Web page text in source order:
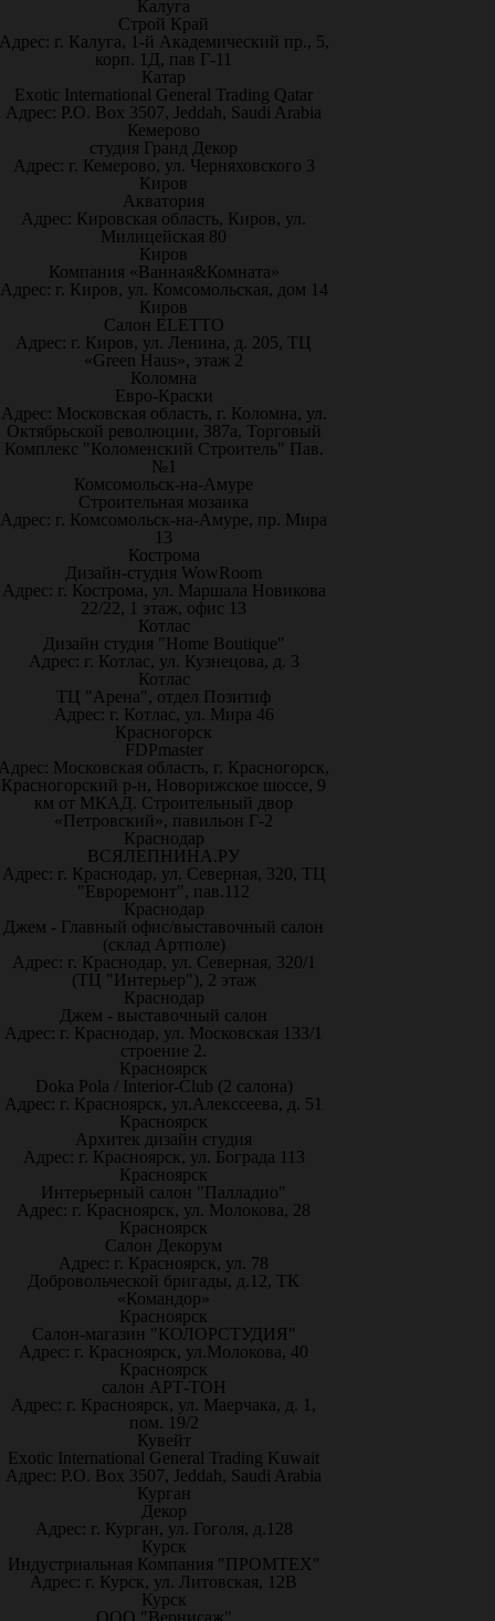
Калуга
Строй Край
г. Калуга, 1-й Академический пр., 5,
корп. 1Д, пав Г-11
Катар
Exotic International General Trading Qatar
Адрес: P.O. Box 3507, Jeddah, Saudi Arabia
Кемерово
студия Гранд Декор
Адрес: г. Кемерово, ул. Черняховского 3
Киров
Акватория
Адрес: Кировская область, Киров, ул.
Милицейская 80
Киров
Компания «Ванная&Комната»
Адрес: г. Киров, ул. Комсомольская, дом 14
Киров
Салон ELETTO
Адрес: г. Киров, ул. Ленина, д. 205, ТЦ
«Green Haus», этаж 2
Коломна
Евро-Краски
Адрес: Московская область, г. Коломна, ул.
Октябрьской революции, 387а, Торговый
Комплекс "Коломенский Строитель" Пав.
№1
Комсомольск-на-Амуре
Строительная мозаика
Адрес: г. Комсомольск-на-Амуре, пр. Мира
13
Кострома
Дизайн-студия WowRoom
Адрес: г. Кострома, ул. Маршала Новикова
22/22, 1 этаж, офис 13
Котлас
Дизайн студия "Home Boutique"
Адрес: г. Котлас, ул. Кузнецова, д. 3
Котлас
ТЦ "Арена", отдел Позитиф
Адрес: г. Котлас, ул. Мира 46
Красногорск
FDPmaster
Московская область, г. Красногорск,
Красногорский р-н, Новорижское шоссе, 9
км от МКАД. Строительный двор
«Петровский», павильон Г-2
Краснодар
ВСЯЛЕПНИНА.РУ
Адрес: г. Краснодар, ул. Северная, 320, ТЦ
"Евроремонт", пав.112
Краснодар
Джем - Главный офис/выставочный салон
(склад Артполе)
Адрес: г. Краснодар, ул. Северная, 320/1
(ТЦ "Интерьер"), 2 этаж
Краснодар
Джем - выставочный салон
Адрес: г. Краснодар, ул. Московская 133/1
строение 2.
Красноярск
Doka Pola / Interior-Club (2 салона)
Адрес: г. Красноярск, ул.Алекссеева, д. 51
Красноярск
Архитек дизайн студия
Адрес: г. Красноярск, ул. Бограда 113
Красноярск
Интерьерный салон "Палладио"
Адрес: г. Красноярск, ул. Молокова, 28
Красноярск
Салон Декорум
Адрес: г. Красноярск, ул. 78
Добровольческой бригады, д.12, ТК
«Командор»
Красноярск
Салон-магазин "КОЛОРСТУДИЯ"
Адрес: г. Красноярск, ул.Молокова, 40
Красноярск
салон АРТ-ТОН
Адрес: г. Красноярск, ул. Маерчака, д. 1,
пом. 19/2
Кувейт
Exotic International General Trading Kuwait
Адрес: P.O. Box 3507, Jeddah, Saudi Arabia
Курган
Декор
Адрес: г. Курган, ул. Гоголя, д.128
Курск
Индустриальная Компания "ПРОМТЕХ"
Адрес: г. Курск, ул. Литовская, 12В
Курск
ООО "Вернисаж"